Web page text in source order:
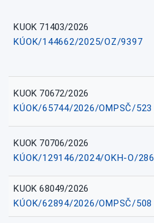
KUOK 71403/2026
KÚOK/144662/2025/OZ/9397
KUOK 70672/2026
KÚOK/65744/2026/OMPSČ/523
KUOK 70706/2026
KÚOK/129146/2024/OKH-O/286
KUOK 68049/2026
KÚOK/62894/2026/OMPSČ/508